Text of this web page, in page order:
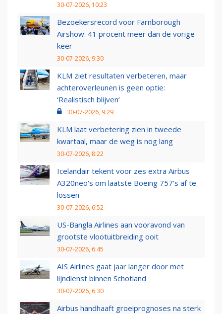
30-07-2026, 10:23
Bezoekersrecord voor Farnborough
Airshow: 41 procent meer dan de vorige
keer
30-07-2026, 9:30
KLM ziet resultaten verbeteren, maar
achteroverleunen is geen optie:
‘Realistisch blijven’
30-07-2026, 9:29
KLM laat verbetering zien in tweede
kwartaal, maar de weg is nog lang
30-07-2026, 8:22
Icelandair tekent voor zes extra Airbus
A320neo's om laatste Boeing 757's af te
lossen
30-07-2026, 6:52
US-Bangla Airlines aan vooravond van
grootste vlootuitbreiding ooit
30-07-2026, 6:45
AIS Airlines gaat jaar langer door met
lijndienst binnen Schotland
30-07-2026, 6:30
Airbus handhaaft groeiprognoses na sterk